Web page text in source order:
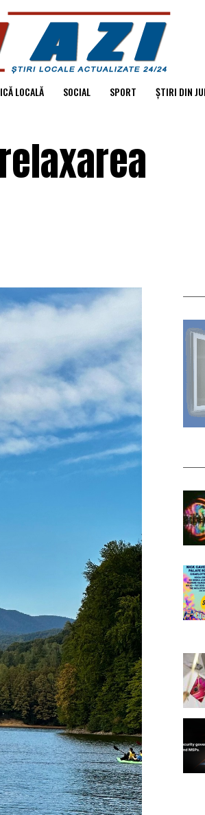
LOCALĂ SOCIAL SPORT ȘTIRI DIN